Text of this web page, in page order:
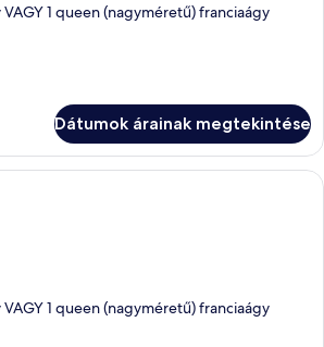
1 queen (nagyméretű) franciaágy
Dátumok árainak megtekintése
Egy szállodai szoba, amelyben
1 queen (nagyméretű) franciaágy